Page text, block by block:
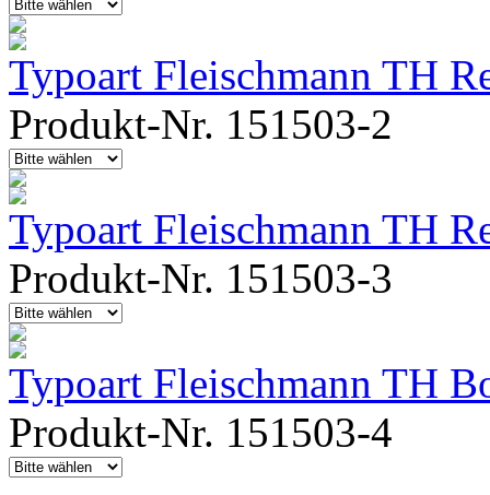
Typoart Fleischmann TH
Produkt-Nr. 151503-2
Typoart Fleischmann TH
Produkt-Nr. 151503-3
Typoart Fleischmann TH
Produkt-Nr. 151503-4